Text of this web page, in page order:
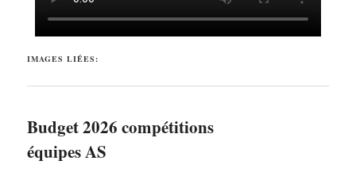
IMAGES LIÉES:
Budget 2026 compétitions
équipes AS